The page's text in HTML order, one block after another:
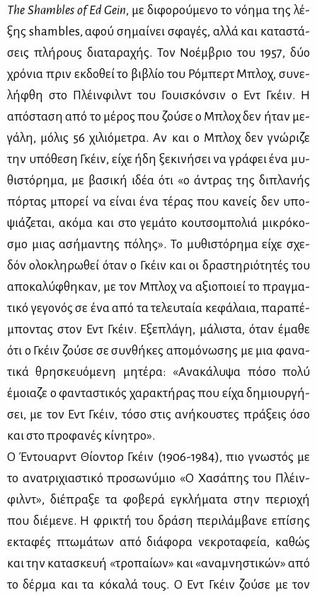
The Shambles of Ed Gein, με δι­φο­ρού­με­νο το νό­η­μα της λέ­
ξης shambles, αφού ση­μαί­νει σφα­γές, αλ­λά και κα­τα­στά­
σεις πλή­ρους δια­τα­ρα­χής. Τον Νο­έμ­βριο του 1957, δύο
χρό­νια πριν εκ­δο­θεί το βι­βλίο του Ρό­μπερτ Μπλοχ, συ­νε­
λή­φθη στο Πλέιν­φιλντ του Γουι­σκόν­σιν ο Εντ Γκέιν. Η
από­στα­ση από το μέ­ρος που ζού­σε ο Μπλοχ δεν ήταν με­
γά­λη, μό­λις 56 χι­λιό­με­τρα. Αν και ο Μπλοχ δεν γνώ­ρι­ζε
την υπό­θε­ση Γκέιν, εί­χε ήδη ξε­κι­νή­σει να γρά­φει ένα μυ­
θι­στό­ρη­μα, με βα­σι­κή ιδέα ότι «ο άντρας της δι­πλα­νής
πόρ­τας μπο­ρεί να εί­ναι ένα τέ­ρας που κα­νείς δεν υπο­
ψιά­ζε­ται, ακό­μα και στο γε­μά­το κου­τσο­μπο­λιά μι­κρό­κο­
σμο μιας ασή­μα­ντης πό­λης». Το μυ­θι­στό­ρη­μα εί­χε σχε­
δόν ολο­κλη­ρω­θεί όταν ο Γκέιν και οι δρα­στη­ριό­τη­τές του
απο­κα­λύ­φθη­καν, με τον Μπλοχ να αξιο­ποιεί το πραγ­μα­
τι­κό γε­γο­νός σε ένα από τα τε­λευ­ταία κε­φά­λαια, πα­ρα­πέ­
μπο­ντας στον Εντ Γκέιν. Εξε­πλά­γη, μά­λι­στα, όταν έμα­θε
ότι ο Γκέιν ζού­σε σε συν­θή­κες απο­μό­νω­σης με μια φα­να­
τι­κά θρη­σκευό­με­νη μη­τέ­ρα: «Ανα­κά­λυ­ψα πό­σο πο­λύ
έμοια­ζε ο φα­ντα­στι­κός χα­ρα­κτή­ρας που εί­χα δη­μιουρ­γή­
σει, με τον Εντ Γκέιν, τό­σο στις ανή­κου­στες πρά­ξεις όσο
και στο προ­φα­νές κί­νη­τρο».
Ο Έντουαρντ Θί­ο­ντορ Γκέιν (1906-1984), πιο γνω­στός με
το ανα­τρι­χια­στι­κό προ­σω­νύ­μιο «Ο Χα­σά­πης του Πλέιν­
φιλντ», διέ­πρα­ξε τα φο­βε­ρά εγκλή­μα­τα στην πε­ριο­χή
που διέ­με­νε. Η φρι­κτή του δρά­ση πε­ρι­λάμ­βα­νε επί­σης
εκτα­φές πτω­μά­των από διά­φο­ρα νε­κρο­τα­φεία, κα­θώς
και την κα­τα­σκευή «τρο­παί­ων» και «ανα­μνη­στι­κών» από
το δέρ­μα και τα κό­κα­λά τους. Ο Εντ Γκέιν ζού­σε με τον